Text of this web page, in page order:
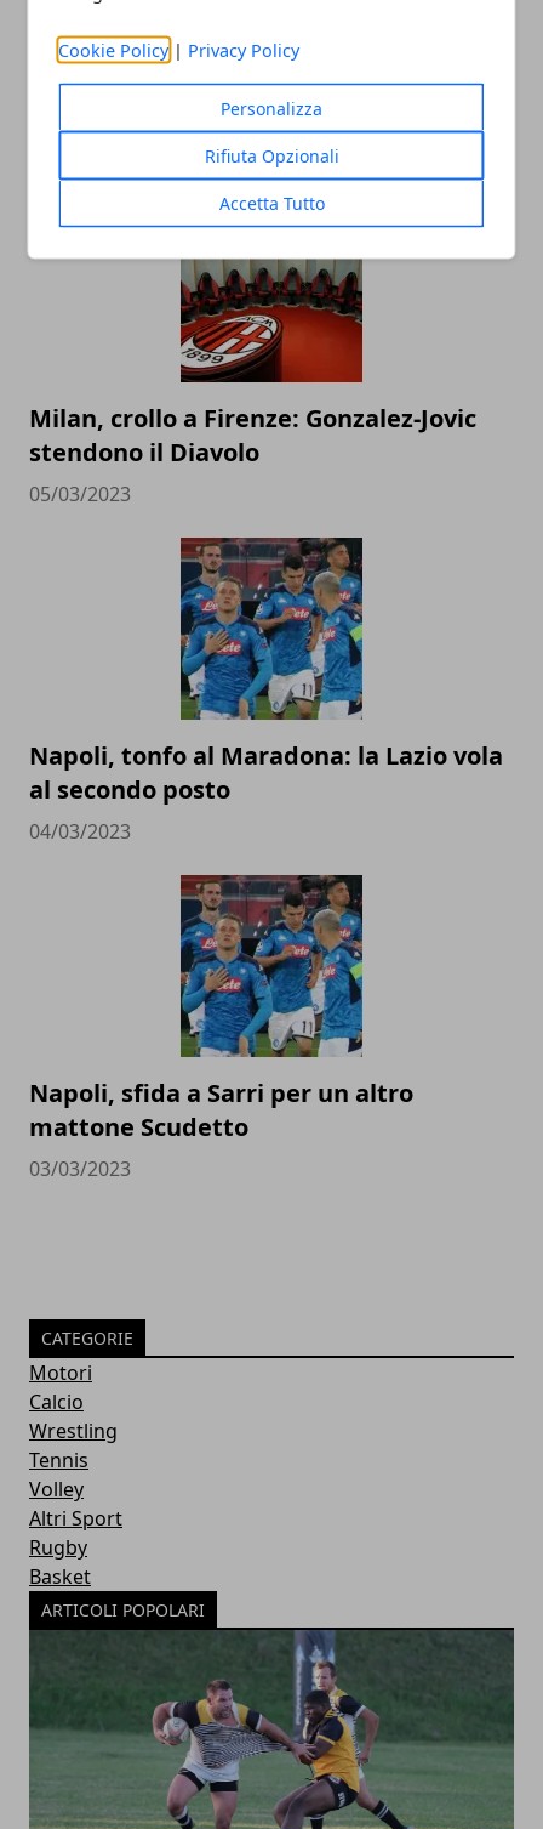
Cookie Policy | Privacy Policy
Personalizza
Rifiuta Opzionali
Accetta Tutto
ARTICOLI CORRELATI
Milan, crollo a Firenze: Gonzalez-Jovic
stendono il Diavolo
05/03/2023
Napoli, tonfo al Maradona: la Lazio vola
al secondo posto
04/03/2023
Napoli, sfida a Sarri per un altro
mattone Scudetto
03/03/2023
CATEGORIE
Motori
Calcio
Wrestling
Tennis
Volley
Altri Sport
Rugby
Basket
ARTICOLI POPOLARI